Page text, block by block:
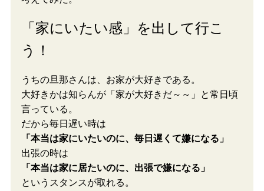
「家にいたい感」を出して行こ
う！
うちの旦那さんは、お家が大好きである。
大好きかは知らんが「家が大好きだ～～」と常日頃
言っている。
だから毎日遅い時は
「本当は家にいたいのに、毎日遅くて嫌になる」
出張の時は
「本当は家に居たいのに、出張で嫌になる」
というスタンスが取れる。